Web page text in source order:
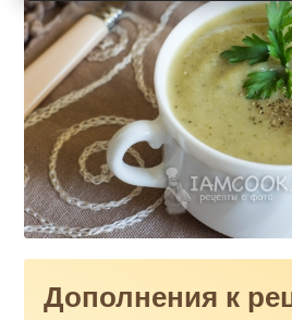
Дополнения к